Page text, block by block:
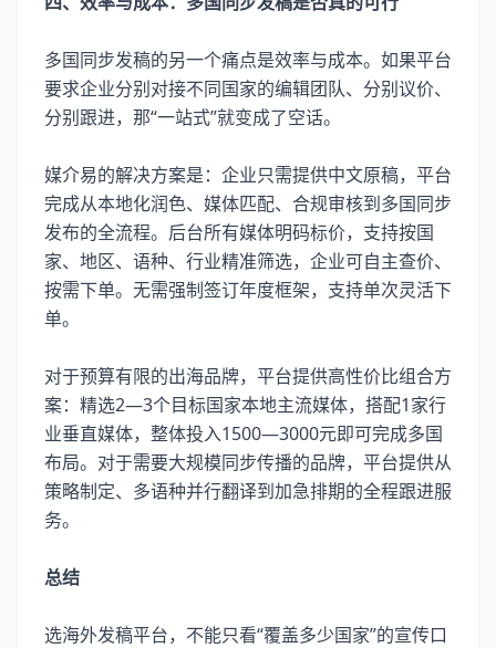
多国同步发稿的另一个痛点是效率与成本。如果平台
要求企业分别对接不同国家的编辑团队、分别议价、
分别跟进，那“一站式”就变成了空话。
媒介易的解决方案是：企业只需提供中文原稿，平台
完成从本地化润色、媒体匹配、合规审核到多国同步
发布的全流程。后台所有媒体明码标价，支持按国
家、地区、语种、行业精准筛选，企业可自主查价、
按需下单。无需强制签订年度框架，支持单次灵活下
单。
对于预算有限的出海品牌，平台提供高性价比组合方
案：精选2—3个目标国家本地主流媒体，搭配1家行
业垂直媒体，整体投入1500—3000元即可完成多国
布局。对于需要大规模同步传播的品牌，平台提供从
策略制定、多语种并行翻译到加急排期的全程跟进服
务。
总结
选海外发稿平台，不能只看“覆盖多少国家”的宣传口